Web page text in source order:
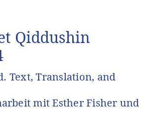
Qiddushin
Text, Translation, and
mit Esther Fisher und